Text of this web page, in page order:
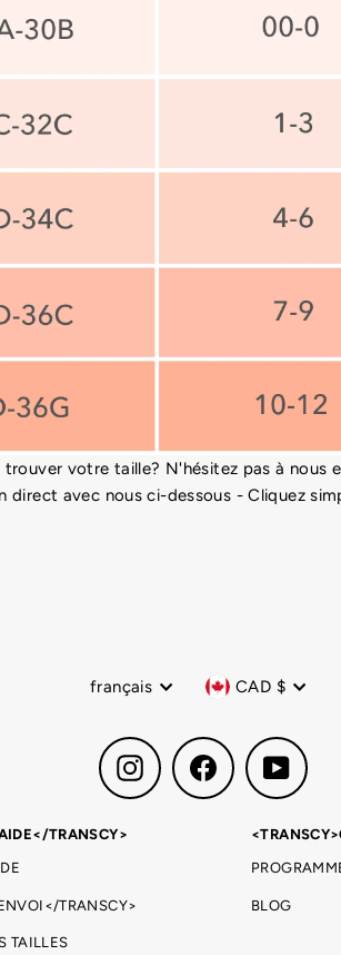
votre taille? N'hésitez pas à nous
direct avec nous ci-dessous - Cliquez
Langue
français CAD $
Instagram Facebook YouTube
TRANSCY>
TRANSCY>
TAILLES
BLOG